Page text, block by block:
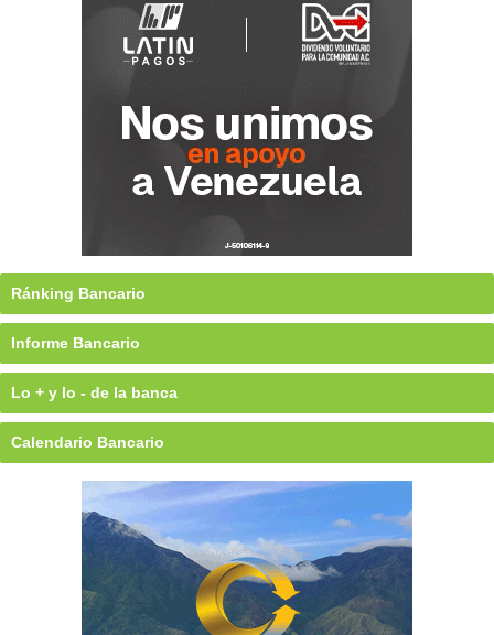
Ránking Bancario
Informe Bancario
Lo + y lo - de la banca
Calendario Bancario